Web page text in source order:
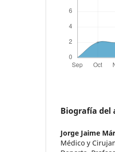
Biografía del
Jorge Jaime
Médico y